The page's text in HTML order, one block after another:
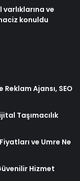
varlıklarına ve
konuldu
Ajansı, SEO
Taşımacılık
ve Umre Ne
Hizmet